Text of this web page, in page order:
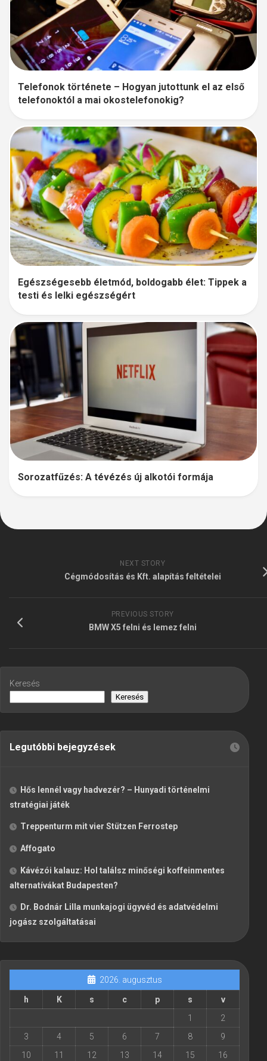
Telefonok története – Hogyan jutottunk el az első
telefonoktól a mai okostelefonokig?
Egészségesebb életmód, boldogabb élet: Tippek a
testi és lelki egészségért
Sorozatfűzés: A tévézés új alkotói formája
NEXT STORY
Cégmódosítás és Kft. alapítás feltételei
PREVIOUS STORY
BMW X5 felni és lemez felni
Keresés
Keresés
Legutóbbi bejegyzések
Hős lennél vagy hadvezér? – Hunyadi történelmi
stratégiai játék
Treppenturm mit vier Stützen Ferrostep
Affogato
Kávézói kalauz: Hol találsz minőségi koffeinmentes
alternatívákat Budapesten?
Dr. Bodnár Lilla munkajogi ügyvéd és adatvédelmi
jogász szolgáltatásai
2026. augusztus
h K s c p s
v
1
2
3
4 5 6 7 8
9
10
11 12 13 14 15
16